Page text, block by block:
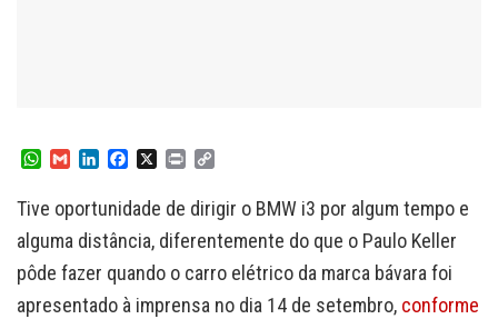
W
t
s
p
p
G
i
l
k
e
I
n
c
e
b
o
k
X
P
n
t
y
L
n
k
Tive oportunidade de dirigir o BMW i3 por algum tempo e
alguma distância, diferentemente do que o Paulo Keller
pôde fazer quando o carro elétrico da marca bávara foi
apresentado à imprensa no dia 14 de setembro, conforme